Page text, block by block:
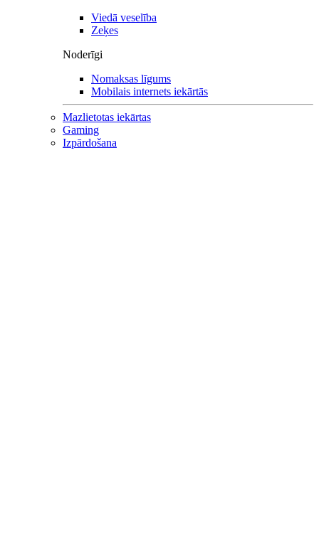
Viedā veselība
Zeķes
Noderīgi
Nomaksas līgums
Mobilais internets iekārtās
Mazlietotas iekārtas
Gaming
Izpārdošana